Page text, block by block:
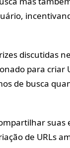
discutidas
para criar
de busca
suas
de URLs